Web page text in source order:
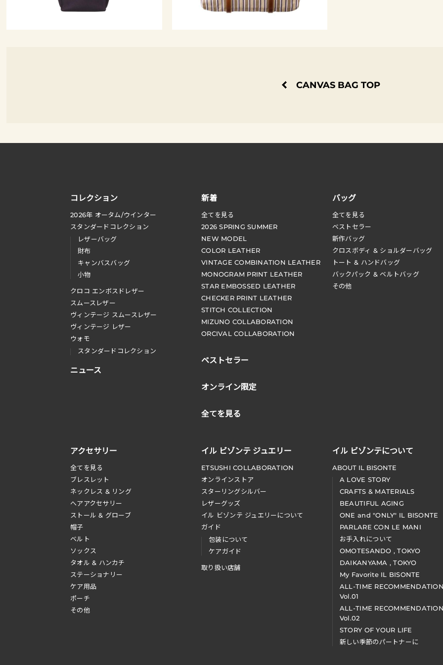
CANVAS BAG TOP
コレクション
2026年 オータム/ウインター
スタンダードコレクション
レザーバッグ
財布
キャンバスバッグ
小物
クロコ エンボスドレザー
スムースレザー
ヴィンテージ スムースレザー
ヴィンテージ レザー
ウォモ
スタンダードコレクション
ニュース
新着
全てを見る
2026 SPRING SUMMER
NEW MODEL
COLOR LEATHER
VINTAGE COMBINATION LEATHER
MONOGRAM PRINT LEATHER
STAR EMBOSSED LEATHER
CHECKER PRINT LEATHER
STITCH COLLECTION
MIZUNO COLLABORATION
ORCIVAL COLLABORATION
ベストセラー
オンライン限定
全てを見る
バッグ
全てを見る
ベストセラー
新作バッグ
クロスボディ & ショルダーバッグ
トート & ハンドバッグ
バックパック & ベルトバッグ
その他
アクセサリー
全てを見る
ブレスレット
ネックレス & リング
へアアクセサリー
ストール & グローブ
帽子
ベルト
ソックス
タオル & ハンカチ
ステーショナリー
ケア用品
ポーチ
その他
イル ビゾンテ ジュエリー
ETSUSHI COLLABORATION
オンラインストア
スターリングシルバー
レザーグッズ
イル ビゾンテ ジュエリーについて
ガイド
包装について
ケアガイド
取り扱い店舗
イル ビゾンテについて
ABOUT IL BISONTE
A LOVE STORY
CRAFTS & MATERIALS
BEAUTIFUL AGING
ONE and "ONLY" IL BISONTE
PARLARE CON LE MANI
お手入れについて
OMOTESANDO , TOKYO
DAIKANYAMA , TOKYO
My Favorite IL BISONTE
ALL-TIME
Vol.01
ALL-TIME
Vol.02
STORY OF YOUR LIFE
新しい季節のパートナーに